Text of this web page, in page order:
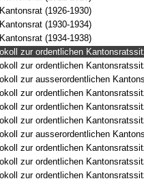
(1926-1930)
(1930-1934)
(1934-1938)
zur ordentlichen
zur ordentlichen
zur ausserordentlichen
zur ordentlichen
zur ordentlichen
zur ordentlichen
zur ausserordentlichen
zur ordentlichen
zur ordentlichen
zur ordentlichen